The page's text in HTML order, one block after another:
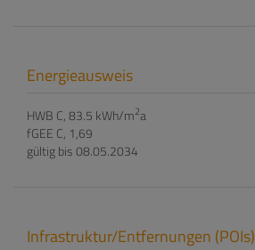
Energieausweis
HWB C, 83.5 kWh/m2a
fGEE C, 1,69
gültig bis08.05.2034
Infrastruktur/Entfernungen (POIs)